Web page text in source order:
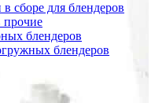
сборе для блендеров
прочие
блендеров
блендеров